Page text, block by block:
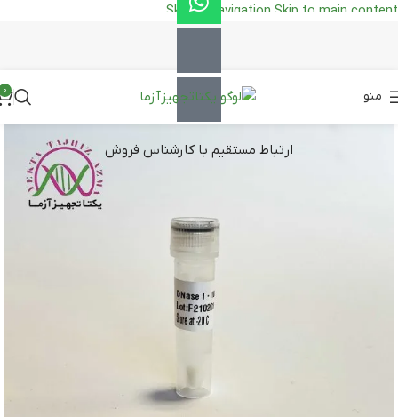
Skip to navigation Skip to main content
ارتباط مستقیم با کارشناس فروش
منو 0